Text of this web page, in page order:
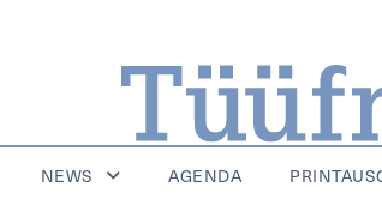
NEWS AGENDA